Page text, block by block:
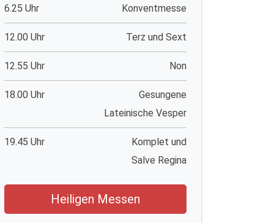
6.25 Uhr Konventmesse
12.00 Uhr Terz und Sext
12.55 Uhr Non
18.00 Uhr
Gesungene
Lateinische Vesper
19.45 Uhr
Komplet und
Salve Regina
Heiligen Messen